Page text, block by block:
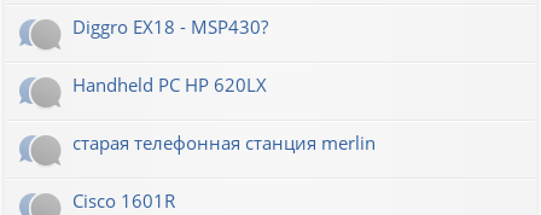
Diggro EX18 - MSP430?
Handheld PC HP 620LX
старая телефонная станция merlin
Cisco 1601R